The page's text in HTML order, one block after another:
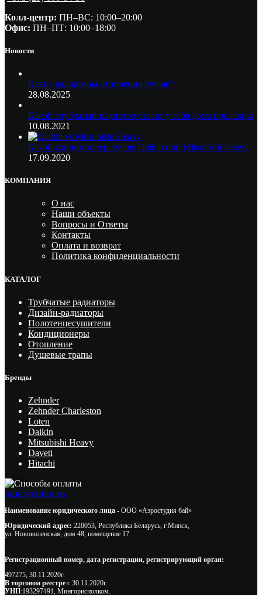
Колл-центр: ПН–ВС: 10:00–20:00​
Офис: ПН–ПТ: 10:00–18:00
Новости
Какие радиаторы отопления лучше?
28.08.2025
Какой трубчатый радиатор ставят у себя дома продавцы
10.08.2021
Какой кондиционер лучше Daikin или Mitsubishi Heavy
17.09.2020
КОМПАНИЯ
О нас
Наши объекты
Вопросы и Ответы
Контакты
Оплата и возврат
Политика конфиденциальности
КАТАЛОГ
Трубчатые радиаторы
Дизайн-радиаторы
Полотенцесушители
Кондиционеры
Отопление
Душевые трапы
Бренды
Zehnder
Zehnder Charleston
Loten
Daikin
Mitsubishi Heavy
Daveti
Hitachi
AEROSTUDIA.BY
Наименование юридического лица - ООО «Аэростудия бай»
Юридический адрес: 220053, Республика Беларусь, г.Минск,
ул. Нововиленская, дом 48, помещение 17
Регистрационный номер, дата регистрации, регистрирующий орган:
497275, 30.11.2020г.
В торговом реестре с 30.11.2020г.
УНП:193297491, Мингорисполком.